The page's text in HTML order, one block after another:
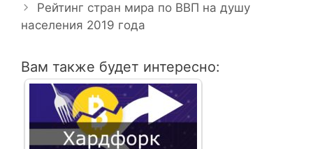
и
к
и
г
ц
и
Рейтинг стран мира по ВВП на душу
населения 2019 года
Вам также будет интересно: